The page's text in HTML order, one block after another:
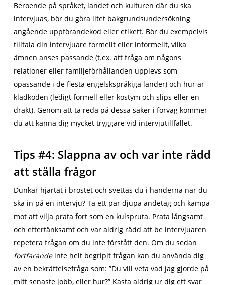
Beroende på språket, landet och kulturen där du ska
intervjuas, bör du göra litet bakgrundsundersökning
angående uppförandekod eller etikett. Bör du exempelvis
tilltala din intervjuare formellt eller informellt, vilka
ämnen anses passande (t.ex. att fråga om någons
relationer eller familjeförhållanden upplevs som
opassande i de flesta engelskspråkiga länder) och hur är
klädkoden (ledigt formell eller kostym och slips eller en
dräkt). Genom att ta reda på dessa saker i förväg kommer
du att känna dig mycket tryggare vid intervjutillfället.
Tips #4: Slappna av och var inte rädd
att ställa frågor
Dunkar hjärtat i bröstet och svettas du i händerna när du
ska in på en intervju? Ta ett par djupa andetag och kämpa
mot att vilja prata fort som en kulspruta. Prata långsamt
och eftertänksamt och var aldrig rädd att be intervjuaren
repetera frågan om du inte förstått den. Om du sedan
fortfarandeinte helt begripit frågan kan du använda dig
av en bekräftelsefråga som: ”Du vill veta vad jag gjorde på
mitt senaste jobb, eller hur?” Kasta aldrig ur dig ett svar